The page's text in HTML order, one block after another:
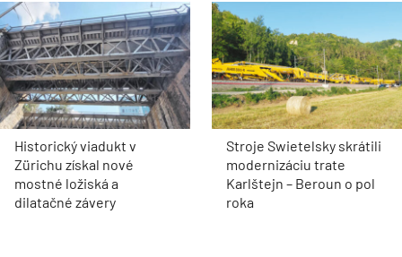
Historický viadukt v
Zürichu získal nové
mostné ložiská a
dilatačné závery
Stroje Swietelsky skrátili
modernizáciu trate
Karlštejn – Beroun o pol
roka